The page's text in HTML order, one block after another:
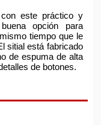
este práctico y
opción para
tiempo que le
sitial está fabricado
de espuma de alta
de botones.